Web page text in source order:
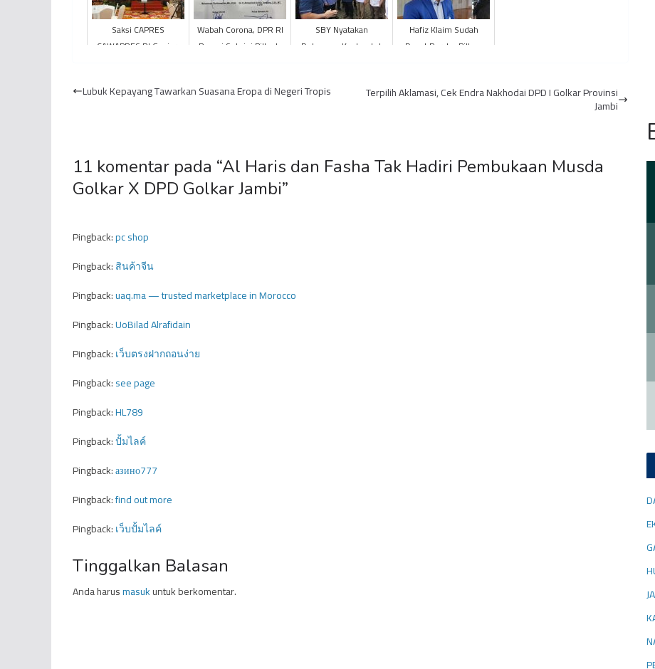
Saksi CAPRES
CAWAPRES RI Ganjar-
Rapat Pleno di Kota J...
Wabah Corona, DPR RI
Resmi Setujui Pilkada
SBY Nyatakan
Dukungan Kuat untuk
Hafiz Klaim Sudah
Dapat Perahu Pilbup
Lubuk Kepayang Tawarkan Suasana Eropa di Negeri Tropis Terpilih Aklamasi, Cek Endra Nakhodai DPD I Golkar Provinsi
Jambi
11 komentar pada “Al Haris dan Fasha Tak Hadiri Pembukaan Musda
Golkar X DPD Golkar Jambi”
Pingback:pc shop
Pingback:สินค้าจีน
Pingback:uaq.ma — trusted marketplace in Morocco
Pingback:UoBilad Alrafidain
Pingback:เว็บตรงฝากถอนง่าย
Pingback:see page
Pingback:HL789
Pingback:ปั้มไลค์
Pingback:азино777
Pingback:find out more
Pingback:เว็บปั้มไลค์
Tinggalkan Balasan
Anda harusmasukuntuk berkomentar.